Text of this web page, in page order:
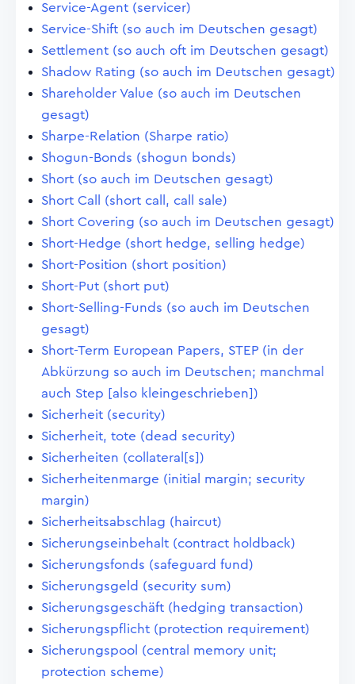
Service-Agent (servicer)
Service-Shift (so auch im Deutschen gesagt)
Settlement (so auch oft im Deutschen gesagt)
Shadow Rating (so auch im Deutschen gesagt)
Shareholder Value (so auch im Deutschen
gesagt)
Sharpe-Relation (Sharpe ratio)
Shogun-Bonds (shogun bonds)
Short (so auch im Deutschen gesagt)
Short Call (short call, call sale)
Short Covering (so auch im Deutschen gesagt)
Short-Hedge (short hedge, selling hedge)
Short-Position (short position)
Short-Put (short put)
Short-Selling-Funds (so auch im Deutschen
gesagt)
Short-Term European Papers, STEP (in der
Abkürzung so auch im Deutschen; manchmal
auch Step [also kleingeschrieben])
Sicherheit (security)
Sicherheit, tote (dead security)
Sicherheiten (collateral[s])
Sicherheitenmarge (initial margin; security
margin)
Sicherheitsabschlag (haircut)
Sicherungseinbehalt (contract holdback)
Sicherungsfonds (safeguard fund)
Sicherungsgeld (security sum)
Sicherungsgeschäft (hedging transaction)
Sicherungspflicht (protection requirement)
Sicherungspool (central memory unit;
protection scheme)